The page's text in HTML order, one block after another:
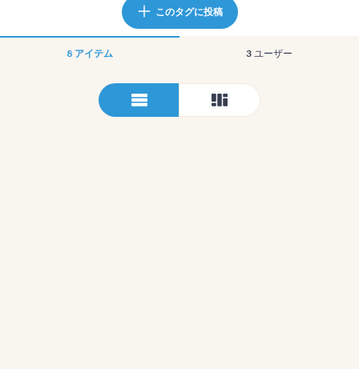
このタグに投稿
8 アイテム 3 ユーザー